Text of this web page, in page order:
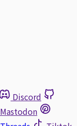
Discord
Mastodon